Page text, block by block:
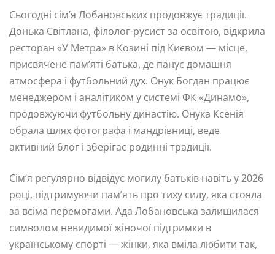
Сьогодні сім’я Лобановських продовжує традиції.
Донька Світлана, філолог-русист за освітою, відкрила
ресторан «У Метра» в Козині під Києвом — місце,
присвячене пам’яті батька, де панує домашня
атмосфера і футбольний дух. Онук Богдан працює
менеджером і аналітиком у системі ФК «Динамо»,
продовжуючи футбольну династію. Онука Ксенія
обрала шлях фотографа і мандрівниці, веде
активний блог і зберігає родинні традиції.
Сім’я регулярно відвідує могилу батьків навіть у 2026
році, підтримуючи пам’ять про тиху силу, яка стояла
за всіма перемогами. Ада Лобановська залишилася
символом невидимої жіночої підтримки в
українському спорті — жінки, яка вміла любити так,